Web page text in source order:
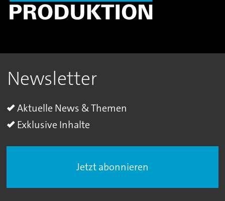
Newsletter
Aktuelle News & Themen
Exklusive Inhalte
Jetzt abonnieren